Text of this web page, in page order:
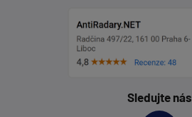
Sledujte nás